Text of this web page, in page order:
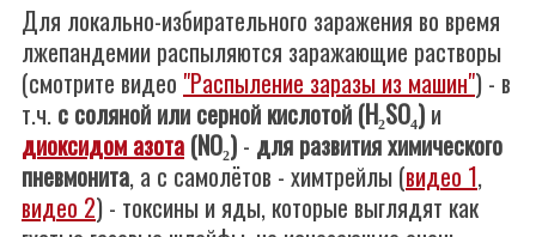
Для локально-избирательного заражения во время
лжепандемии распыляются заражающие растворы
(смотрите видео "Распыление заразы из машин") - в
т.ч. с соляной или серной кислотой (H₂SO₄) и
диоксидом азота (NO₂) - для развития химического
пневмонита, а с самолётов - химтрейлы (видео 1,
видео 2) - токсины и яды, которые выглядят как